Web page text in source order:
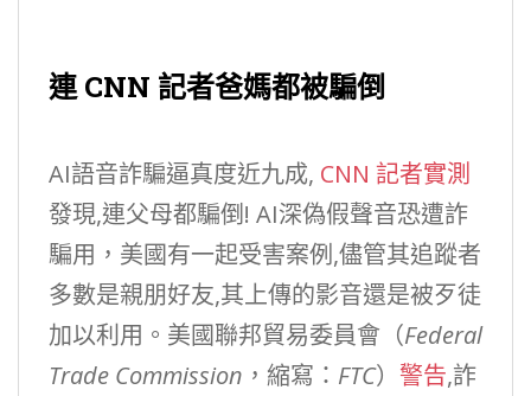
連 CNN 記者爸媽都被騙倒
AI語音詐騙逼真度近九成, CNN 記者實測
發現,連父母都騙倒! AI深偽假聲音恐遭詐
騙用，美國有一起受害案例,儘管其追蹤者
多數是親朋好友,其上傳的影音還是被歹徒
加以利用。美國聯邦貿易委員會（Federal
Trade Commission ，縮寫： FTC） 警告,詐